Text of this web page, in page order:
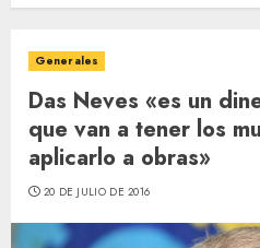
Generales
Das Neves «es un
que van a tener los
aplicarlo a obras»
20 DE JULIO DE 2016